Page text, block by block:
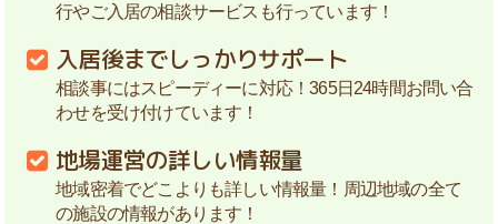
行やご入居の相談サービスも行っています！
入居後までしっかりサポート
相談事にはスピーディーに対応！365日24時間お問い合
わせを受け付けています！
地場運営の詳しい情報量
地域密着でどこよりも詳しい情報量！周辺地域の全て
の施設の情報があります！